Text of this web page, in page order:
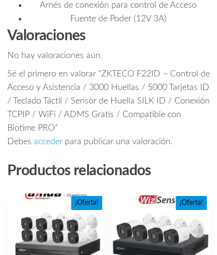
Arnés de conexión para control de Acceso
Fuente de Poder (12V 3A)
Valoraciones
No hay valoraciones aún.
Sé el primero en valorar “ZKTECO F22ID – Control de
Acceso y Asistencia / 3000 Huellas / 5000 Tarjetas ID
/ Teclado Táctil / Sensor de Huella SILK ID / Conexión
TCPIP / WiFi / ADMS Gratis / Compatible con
Biotime PRO”
Debes acceder para publicar una valoración.
Productos relacionados
¡Oferta! ¡Oferta!